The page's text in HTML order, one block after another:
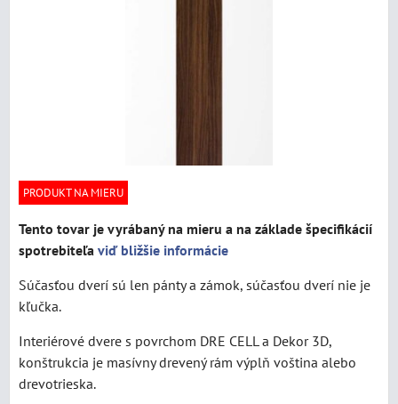
PRODUKT NA MIERU
Tento tovar je vyrábaný na mieru a na základe špecifikácií
spotrebiteľa viď bližšie informácie
Súčasťou dverí sú len pánty a zámok, súčasťou dverí nie je
kľučka.
Interiérové dvere s povrchom DRE CELL a Dekor 3D,
konštrukcia je masívny drevený rám výplň voština alebo
drevotrieska.